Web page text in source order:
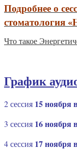
Подробнее о
стоматология
Что такое
График
2 сессия 15 ноября
3 сессия 16 ноября
4 сессия 17 ноября